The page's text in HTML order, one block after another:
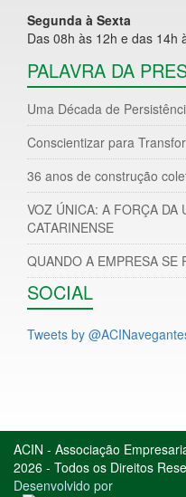
Segunda à Sexta
Das 08h às 12h e das 14h
PALAVRA DA
Uma Década de
Conscientizar para
36 anos de construção
VOZ ÚNICA: A FORÇA DA
CATARINENSE
QUANDO A EMPRESA SE
SOCIAL
Tweets by
ACIN - Associação
2026 - Todos os Direitos
Desenvolvido por